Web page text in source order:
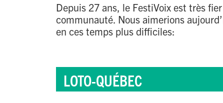
Depuis 27 ans, le FestiVoix est très
communauté. Nous aimerions
en ces temps plus difficiles:
LOTO-QUÉBEC